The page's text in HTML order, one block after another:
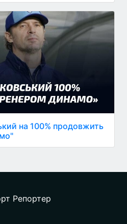
на 100% продовжить
Репортер